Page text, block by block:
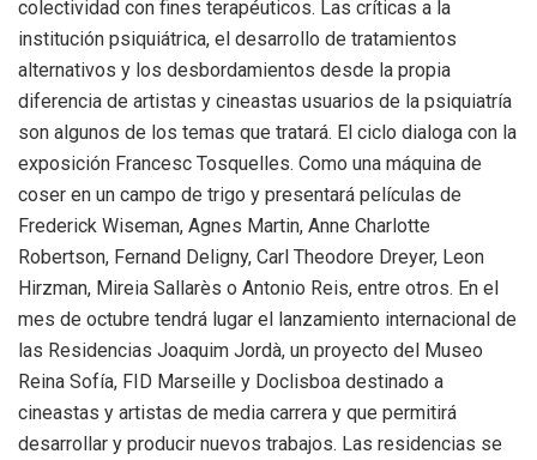
colectividad con fines terapéuticos. Las críticas a la
institución psiquiátrica, el desarrollo de tratamientos
alternativos y los desbordamientos desde la propia
diferencia de artistas y cineastas usuarios de la psiquiatría
son algunos de los temas que tratará. El ciclo dialoga con la
exposición Francesc Tosquelles. Como una máquina de
coser en un campo de trigo y presentará películas de
Frederick Wiseman, Agnes Martin, Anne Charlotte
Robertson, Fernand Deligny, Carl Theodore Dreyer, Leon
Hirzman, Mireia Sallarès o Antonio Reis, entre otros. En el
mes de octubre tendrá lugar el lanzamiento internacional de
las Residencias Joaquim Jordà, un proyecto del Museo
Reina Sofía, FID Marseille y Doclisboa destinado a
cineastas y artistas de media carrera y que permitirá
desarrollar y producir nuevos trabajos. Las residencias se